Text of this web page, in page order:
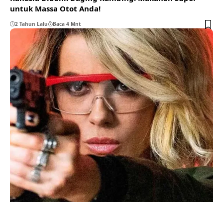
untuk Massa Otot Anda!
2 Tahun Lalu Baca 4 Mnt